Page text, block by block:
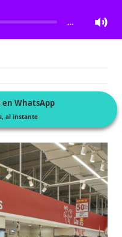
…
WhatsApp
al instante